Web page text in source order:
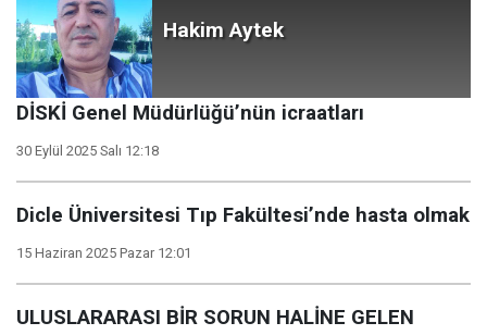
Hakim Aytek
DİSKİ Genel Müdürlüğü’nün icraatları
30 Eylül 2025 Salı 12:18
Dicle Üniversitesi Tıp Fakültesi’nde hasta olmak
15 Haziran 2025 Pazar 12:01
ULUSLARARASI BİR SORUN HALİNE GELEN